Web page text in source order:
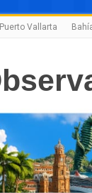
Puerto Vallarta